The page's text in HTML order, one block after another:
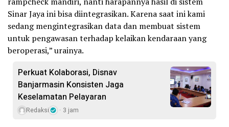
Sinar Jaya ini bisa diintegrasikan. Karena saat ini kami
sedang mengintegrasikan data dan membuat sistem
untuk pengawasan terhadap kelaikan kendaraan yang
beroperasi,” urainya.
Perkuat Kolaborasi, Disnav
Banjarmasin Konsisten Jaga
Keselamatan Pelayaran
Redaksi 3 jam